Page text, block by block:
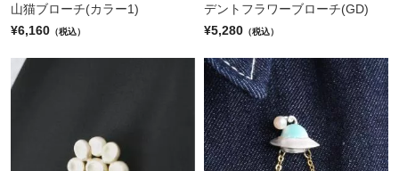
山猫ブローチ(カラー1)
¥6,160 （税込）
デントフラワーブローチ(GD)
¥5,280 （税込）